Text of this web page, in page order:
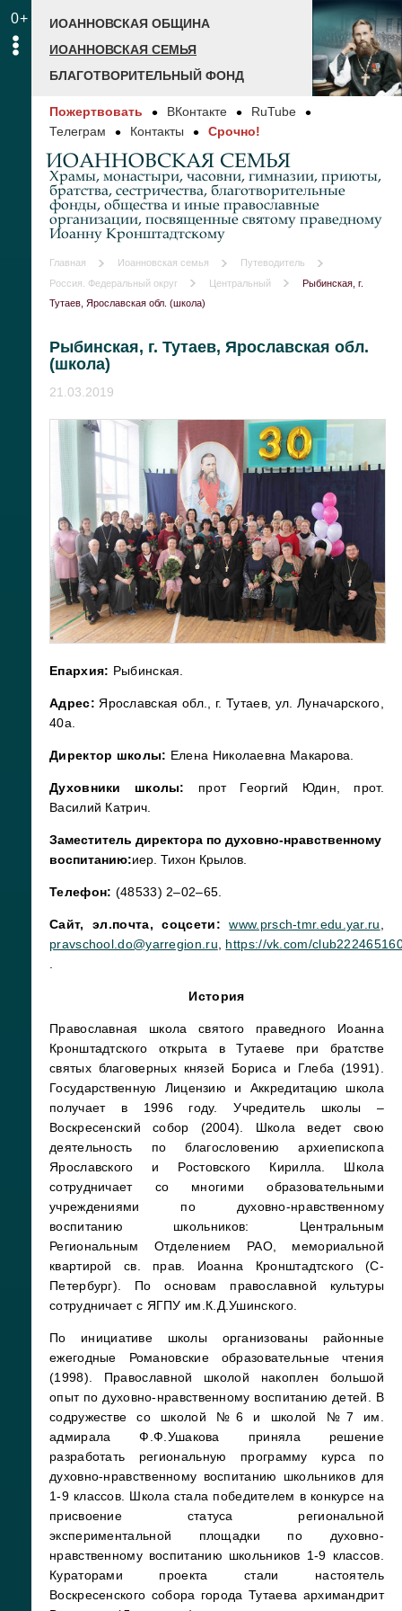
0+
ИОАННОВСКАЯ ОБЩИНА
ИОАННОВСКАЯ СЕМЬЯ
БЛАГОТВОРИТЕЛЬНЫЙ ФОНД
Пожертвовать ВКонтакте
RuTube
Телеграм
Контакты Срочно!
ИОАННОВСКАЯ СЕМЬЯ
Храмы, монастыри, часовни, гимназии, приюты,
братства, сестричества, благотворительные
фонды, общества и иные православные
организации, посвященные святому праведному
Иоанну Кронштадтскому
Главная Иоанновская семья
Путеводитель
Россия. Федеральный округ
Центральный
Рыбинская, г.
Тутаев, Ярославская обл. (школа)
Рыбинская, г. Тутаев, Ярославская обл.
(школа)
21.03.2019
Епархия: Рыбинская.
Адрес: Ярославская обл., г. Тутаев, ул. Луначарского,
40а.
Директор школы: Елена Николаевна Макарова.
Духовники школы: прот Георгий Юдин, прот.
Василий Катрич.
Заместитель директора по духовно-нравственному
воспитанию:иер. Тихон Крылов.
Телефон: (48533) 2–02–65.
Сайт, эл.почта, соцсети: www.prsch-tmr.edu.yar.ru
pravschool.do@yarregion.ru
https://vk.com/
История
Православная школа святого праведного Иоанна
Кронштадтского открыта в Тутаеве при братстве
святых благоверных князей Бориса и Глеба (1991).
Государственную Лицензию и Аккредитацию школа
получает в 1996 году. Учредитель школы –
Воскресенский собор (2004). Школа ведет свою
деятельность по благословению архиепископа
Ярославского и Ростовского Кирилла. Школа
сотрудничает со многими образовательными
учреждениями по духовно-нравственному
воспитанию школьников: Центральным
Региональным Отделением РАО, мемориальной
квартирой св. прав. Иоанна Кронштадтского (С-
Петербург). По основам православной культуры
сотрудничает с ЯГПУ им.К.Д.Ушинского.
По инициативе школы организованы районные
ежегодные Романовские образовательные чтения
(1998). Православной школой накоплен большой
опыт по духовно-нравственному воспитанию детей. В
содружестве со школой №6 и школой №7 им.
адмирала Ф.Ф.Ушакова приняла решение
разработать региональную программу курса по
духовно-нравственному воспитанию школьников для
1-9 классов. Школа стала победителем в конкурсе на
присвоение статуса региональной
экспериментальной площадки по духовно-
нравственному воспитанию школьников 1-9 классов.
Кураторами проекта стали настоятель
Воскресенского собора города Тутаева архимандрит